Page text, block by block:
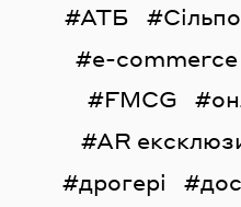
АТБ
Сільпо
e-commerce
FMCG
AR
дрогері